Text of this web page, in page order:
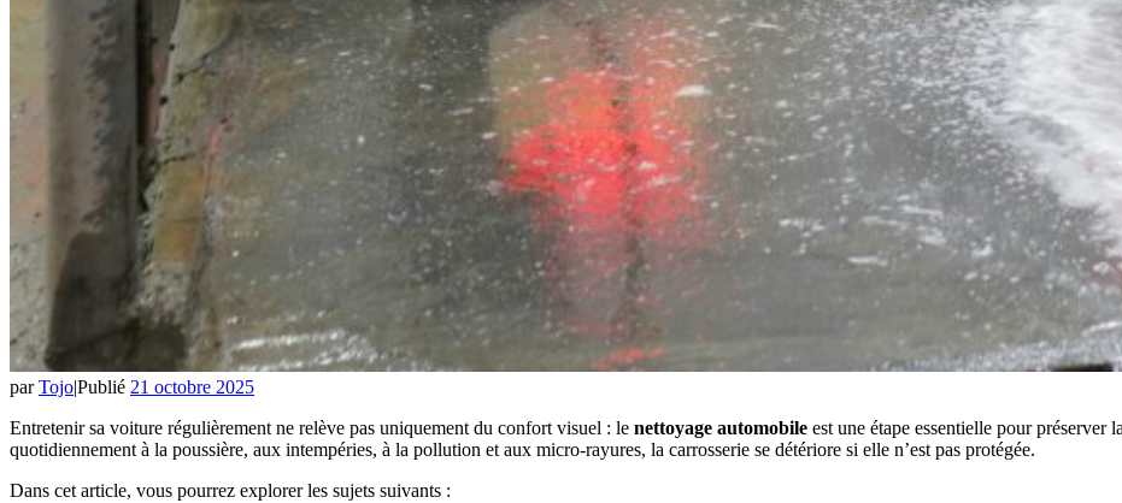
parTojo|Publié 21 octobre 2025
Entretenir sa voiture régulièrement ne relève pas uniquement du confort visuel : le nettoyage automobile est une étape essentielle pour
quotidiennement à la poussière, aux intempéries, à la pollution et aux micro-rayures, la carrosserie se détériore si elle n’est pas protégée.
Dans cet article, vous pourrez explorer les sujets suivants :